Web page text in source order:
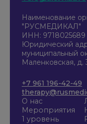
Наименование
"РУСМЕДИКАЛ"
ИНН: 9718025689
Юридический
муниципальный
Маленковская, д.
+7 961 196-42-49
О нас
Мероприятия
1 уровень